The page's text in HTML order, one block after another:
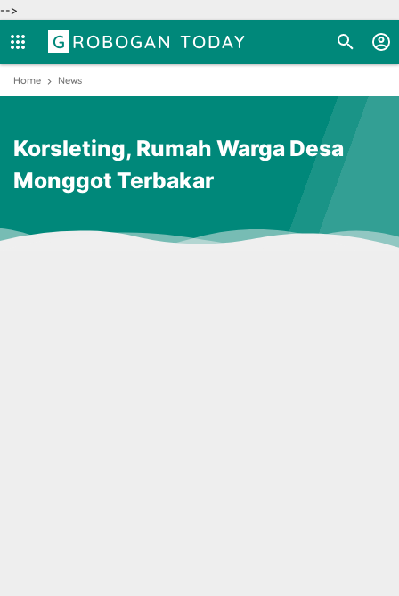
-->
GROBOGAN TODAY
Home News
Korsleting, Rumah Warga Desa
Monggot Terbakar